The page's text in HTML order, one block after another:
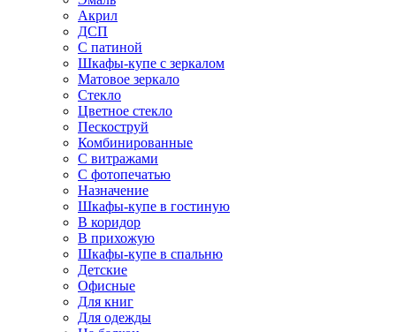
Акрил
ДСП
С патиной
Шкафы-купе с зеркалом
Матовое зеркало
Стекло
Цветное стекло
Пескоструй
Комбинированные
С витражами
С фотопечатью
Назначение
Шкафы-купе в гостиную
В коридор
В прихожую
Шкафы-купе в спальню
Детские
Офисные
Для книг
Для одежды